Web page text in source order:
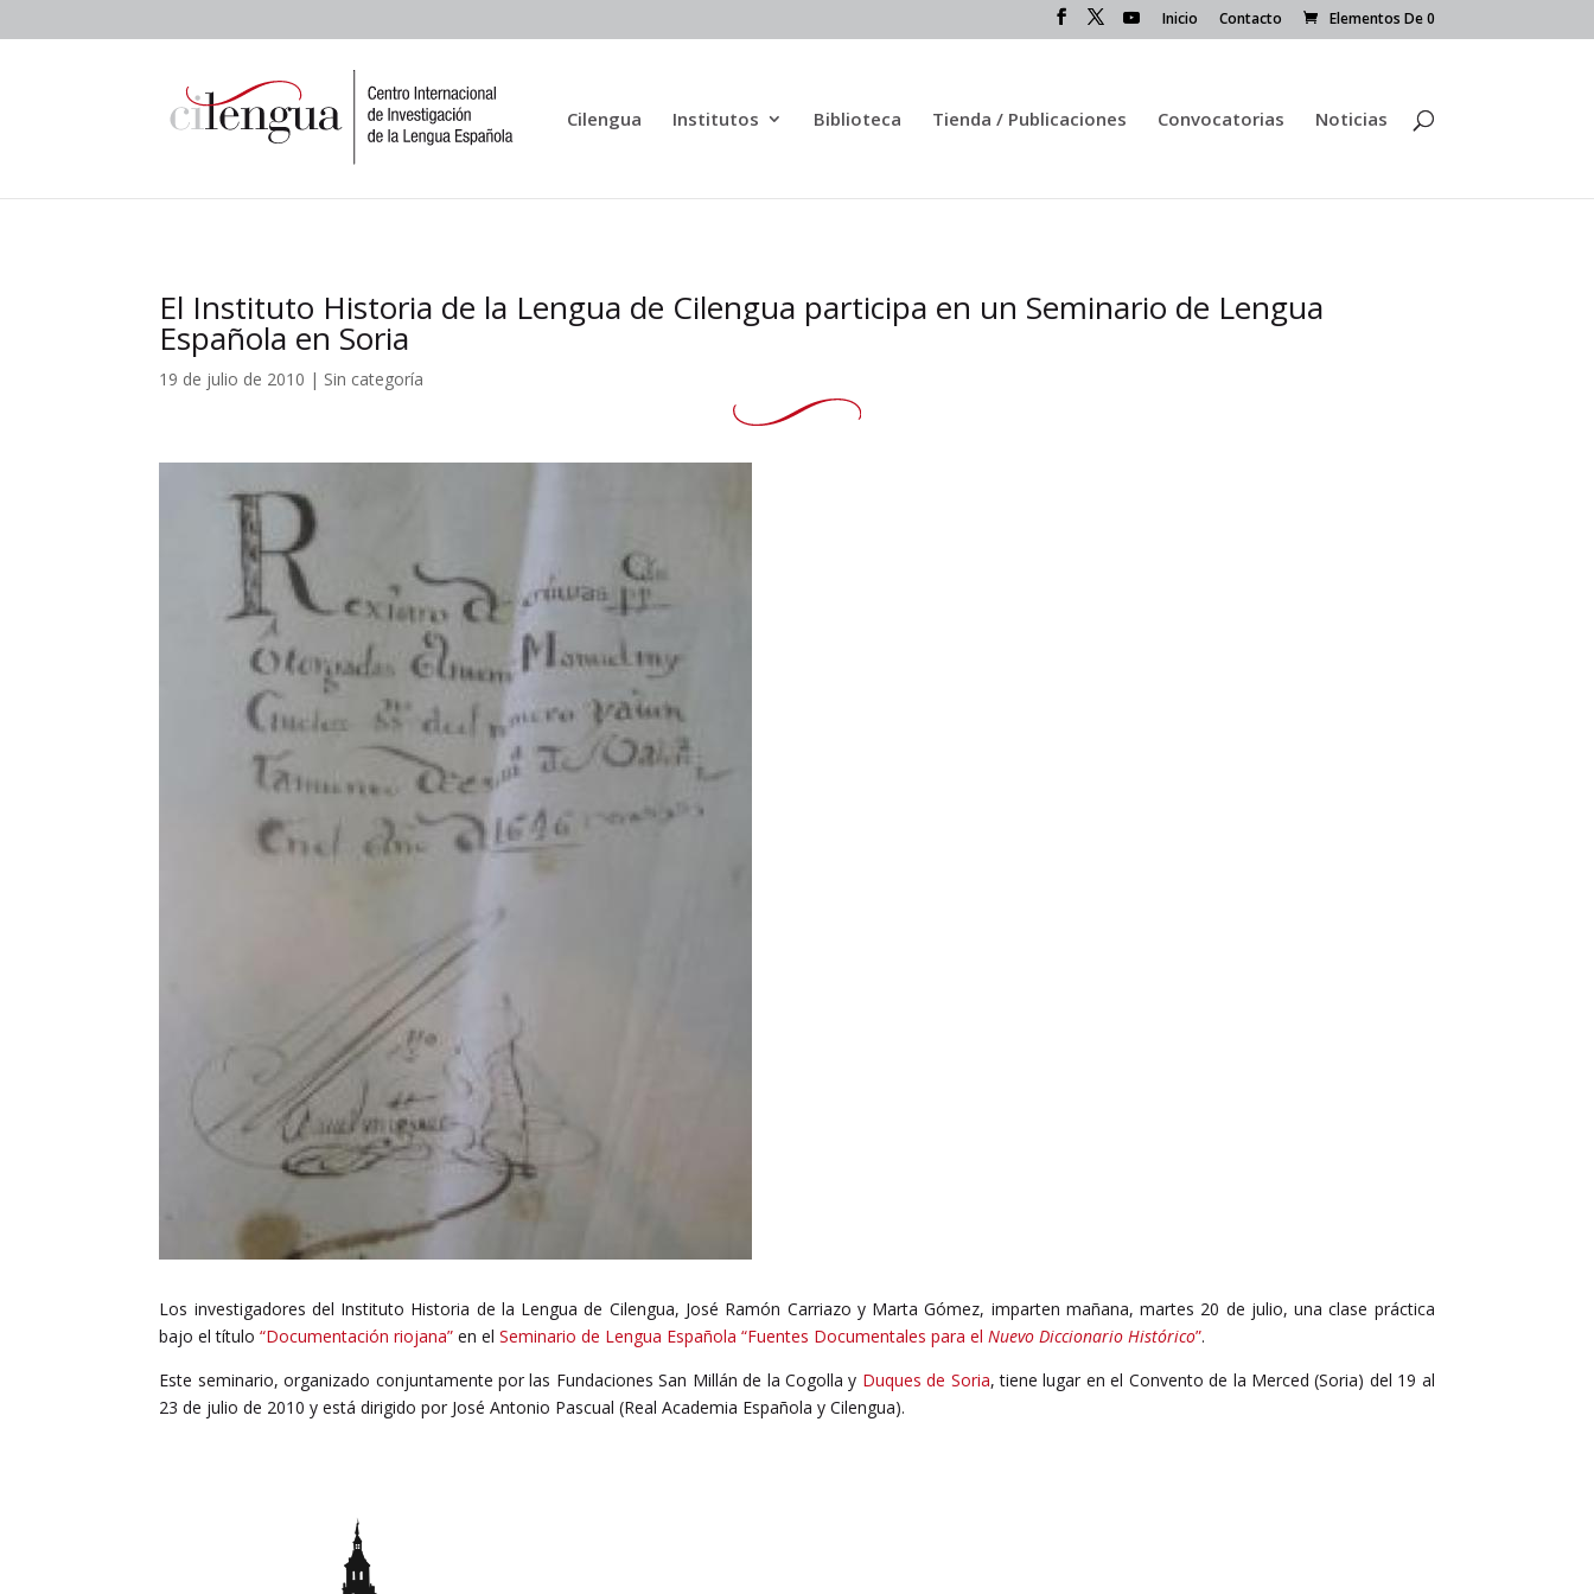
Inicio Contacto Elementos De 0
Cilengua Institutos Biblioteca Tienda / Publicaciones Convocatorias Noticias
El Instituto Historia de la Lengua de Cilengua participa en un Seminario de Lengua
Española en Soria
19 de julio de 2010 | Sin categoría
Los investigadores del Instituto Historia de la Lengua de Cilengua, José Ramón Carriazo y Marta Gómez, imparten mañana, martes 20 de julio, una clase práctica
bajo el título“Documentación riojana” en elSeminario de Lengua Española “Fuentes Documentales para elNuevo Diccionario Histórico”.
Este seminario, organizado conjuntamente por las Fundaciones San Millán de la Cogolla y Duques de Soria, tiene lugar en el Convento de la Merced (Soria) del 19 al
23 de julio de 2010 y está dirigido por José Antonio Pascual (Real Academia Española y Cilengua).